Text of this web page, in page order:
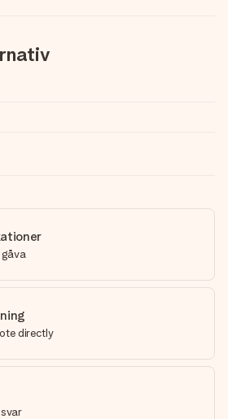
directly